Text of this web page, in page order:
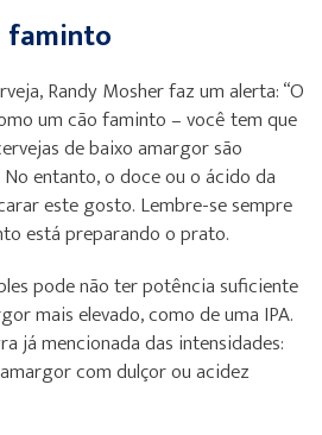
faminto
Randy Mosher faz um alerta: “O
um cão faminto – você tem que
de baixo amargor são
entanto, o doce ou o ácido da
este gosto. Lembre-se sempre
está preparando o prato.
pode não ter potência suficiente
mais elevado, como de uma IPA.
já mencionada das intensidades:
com dulçor ou acidez